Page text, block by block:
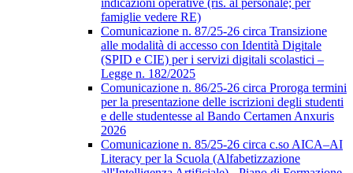
indicazioni operative (ris. al personale; per
famiglie vedere RE)
Comunicazione n. 87/25-26 circa Transizione
alle modalità di accesso con Identità Digitale
(SPID e CIE) per i servizi digitali scolastici –
Legge n. 182/2025
Comunicazione n. 86/25-26 circa Proroga termini
per la presentazione delle iscrizioni degli studenti
e delle studentesse al Bando Certamen Anxuris
2026
Comunicazione n. 85/25-26 circa c.so AICA–AI
Literacy per la Scuola (Alfabetizzazione